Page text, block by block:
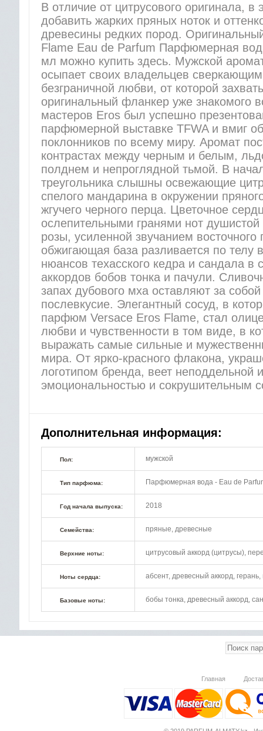
В отличие от цитрусового оригинала,
добавить жарких пряных ноток и
древесины редких пород.
Flame Eau de Parfum Парфюмерная
мл можно купить здесь. Мужской
осыпает своих владельцев
безграничной любви, от которой
оригинальный фланкер уже знакомого
мастеров Eros был успешно
парфюмерной выставке TFWA и вмиг
поклонников по всему миру. Аромат
контрастах между черным и белым,
полднем и непроглядной тьмой. В
треугольника слышны освежающие
спелого мандарина в окружении
жгучего черного перца. Цветочное
ослепительными гранями нот душистой
розы, усиленной звучанием
обжигающая база разливается по телу
нюансов техасского кедра и сандала
аккордов бобов тонка и пачули.
запах дубового мха оставляют за
послевкусие. Элегантный сосуд, в
парфюм Versace Eros Flame, стал
любви и чувственности в том виде, в
выражать самые сильные и
мира. От ярко-красного флакона,
логотипом бренда, веет неподдельной
эмоциональностью и сокрушительным
Дополнительная информация:
Пол: мужской
Тип парфюма: Парфюмерная вода - Eau de
Год начала выпуска: 2018
Семейства: пряные, древесные
Верхние ноты: цитрусовый аккорд (цитрусы),
Ноты сердца: абсент, древесный аккорд,
Базовые ноты: бобы тонка, древесный аккорд,
Главная